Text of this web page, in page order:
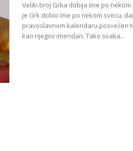
Veliki broj Grka dobija ime po
je Grk dobio ime po nekom svecu,
pravoslavnom kalendaru posvećen
kao njegov imendan. Tako svaka...